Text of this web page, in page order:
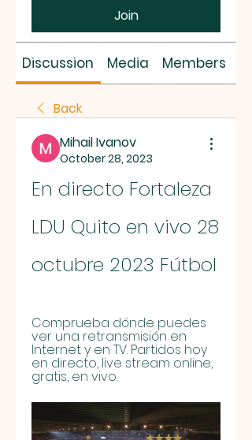
Join
Discussion Media Members
Back
Mihail Ivanov
October 28, 2023
En directo Fortaleza
LDU Quito en vivo 28
octubre 2023 Fútbol
Comprueba dónde puedes
ver una retransmisión en
Internet y en TV. Partidos hoy
en directo, live stream online,
gratis, en vivo.